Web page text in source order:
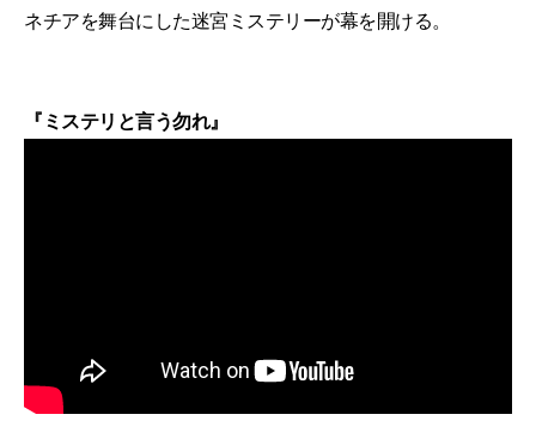
ネチアを舞台にした迷宮ミステリーが幕を開ける。
『ミステリと言う勿れ』